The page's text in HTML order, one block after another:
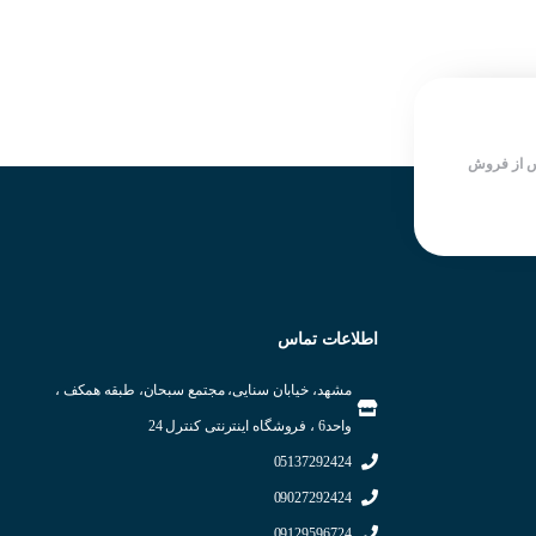
از فروش
اطلاعات تماس
مشهد، خیابان سنایی، مجتمع سبحان، طبقه همکف ،
واحد6 ، فروشگاه اینترنتی کنترل 24
05137292424
09027292424